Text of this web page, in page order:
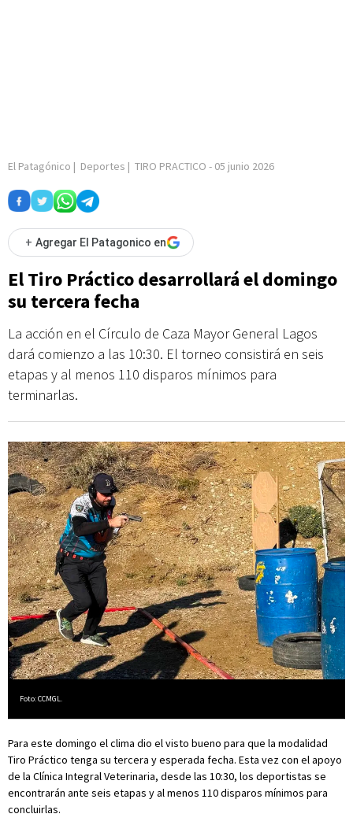
El Patagónico | Deportes | TIRO PRACTICO - 05 junio 2026
+ Agregar El Patagonico en
El Tiro Práctico desarrollará el domingo
su tercera fecha
La acción en el Círculo de Caza Mayor General Lagos
dará comienzo a las 10:30. El torneo consistirá en seis
etapas y al menos 110 disparos mínimos para
terminarlas.
Foto: CCMGL.
Para este domingo el clima dio el visto bueno para que la modalidad
Tiro Práctico tenga su tercera y esperada fecha. Esta vez con el apoyo
de la Clínica Integral Veterinaria, desde las 10:30, los deportistas se
encontrarán ante seis etapas y al menos 110 disparos mínimos para
concluirlas.